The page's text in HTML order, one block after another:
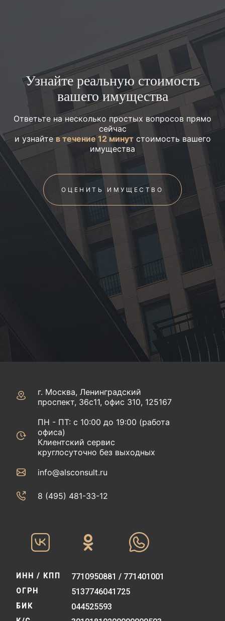
Узнайте реальную стоимость
вашего имущества
Ответьте на несколько простых вопросов прямо
сейчас
и узнайтев течение 12 минутстоимость вашего
имущества
ОЦЕНИТЬ ИМУЩЕСТВО
г. Москва, Ленинградский
проспект, 36с11, офис 310, 125167
ПН - ПТ: с 10:00 до 19:00 (работа
офиса)
Клиентский сервис
круглосуточно без выходных
info@alsconsult.ru
8 (495) 481-33-12‬‬
ИНН / КПП 7710950881 / 771401001
ОГРН 5137746041725
БИК 044525593